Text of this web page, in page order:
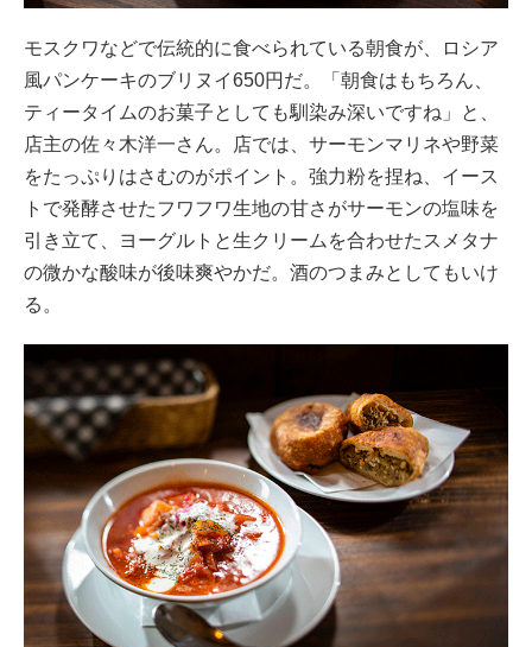
モスクワなどで伝統的に食べられている朝食が、ロシア
風パンケーキのブリヌイ650円だ。「朝食はもちろん、
ティータイムのお菓子としても馴染み深いですね」と、
店主の佐々木洋一さん。店では、サーモンマリネや野菜
をたっぷりはさむのがポイント。強力粉を捏ね、イース
トで発酵させたフワフワ生地の甘さがサーモンの塩味を
引き立て、ヨーグルトと生クリームを合わせたスメタナ
の微かな酸味が後味爽やかだ。酒のつまみとしてもいけ
る。